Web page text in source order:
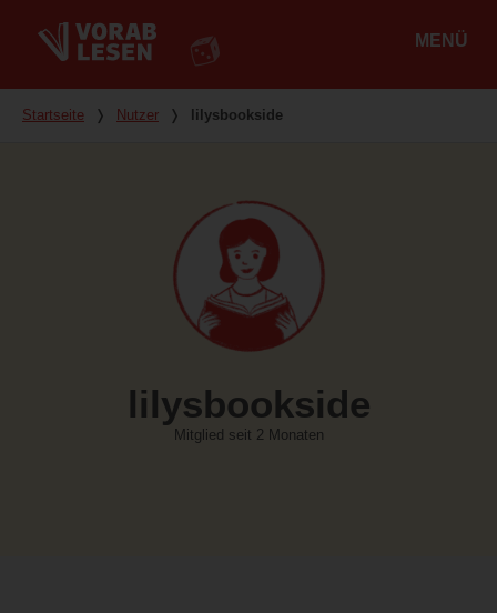
MENÜ
Du bist hier
Startseite ❭ Nutzer ❭ lilysbookside
lilysbookside
Mitglied seit 2 Monaten